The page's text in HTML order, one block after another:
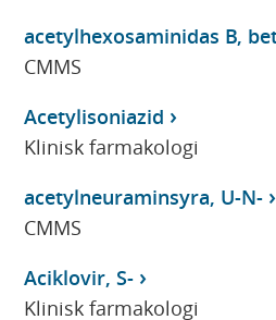
acetylhexosaminidas B,
CMMS
Acetylisoniazid
Klinisk farmakologi
acetylneuraminsyra, U-N-
CMMS
Aciklovir, S-
Klinisk farmakologi